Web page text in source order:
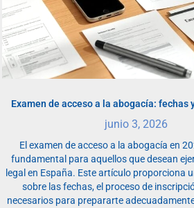
Examen de acceso a la abogacía: fechas
junio 3, 2026
El examen de acceso a la abogacía en
fundamental para aquellos que desean
legal en España. Este artículo proporciona
sobre las fechas, el proceso de
necesarios para prepararte